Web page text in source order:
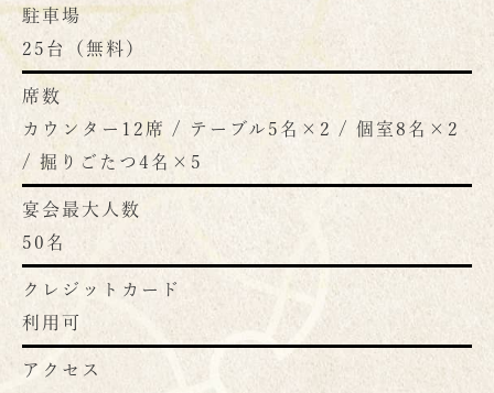
駐車場
25台（無料）
席数
カウンター12席 / テーブル5名×2 / 個室8名×2
/ 掘りごたつ4名×5
宴会最大人数
50名
クレジットカード
利用可
アクセス